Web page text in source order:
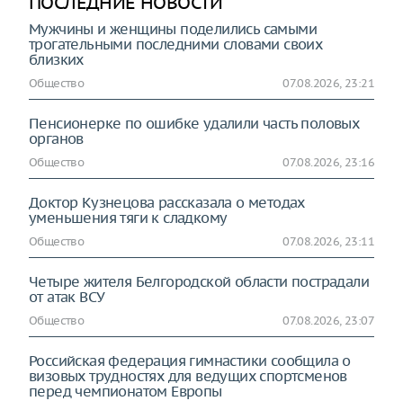
Мужчины и женщины поделились самыми
трогательными последними словами своих
близких
Общество 07.08.2026, 23:21
Пенсионерке по ошибке удалили часть половых
органов
Общество 07.08.2026, 23:16
Доктор Кузнецова рассказала о методах
уменьшения тяги к сладкому
Общество 07.08.2026, 23:11
Четыре жителя Белгородской области пострадали
от атак ВСУ
Общество 07.08.2026, 23:07
Российская федерация гимнастики сообщила о
визовых трудностях для ведущих спортсменов
перед чемпионатом Европы